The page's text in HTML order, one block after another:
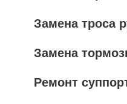
Замена троса
Замена
Ремонт